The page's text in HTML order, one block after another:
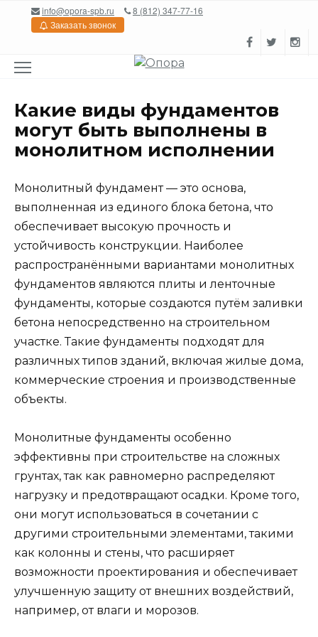
Перейтиinfo@opora-spb.ru
8 (812) 347-77-16
Заказать звонок
Какие виды фундаментов
могут быть выполнены в
монолитном исполнении
Монолитный фундамент — это основа,
выполненная из единого блока бетона, что
обеспечивает высокую прочность и
устойчивость конструкции. Наиболее
распространёнными вариантами монолитных
фундаментов являются плиты и ленточные
фундаменты, которые создаются путём заливки
бетона непосредственно на строительном
участке. Такие фундаменты подходят для
различных типов зданий, включая жилые дома,
коммерческие строения и производственные
объекты.
Монолитные фундаменты особенно
эффективны при строительстве на сложных
грунтах, так как равномерно распределяют
нагрузку и предотвращают осадки. Кроме того,
они могут использоваться в сочетании с
другими строительными элементами, такими
как колонны и стены, что расширяет
возможности проектирования и обеспечивает
улучшенную защиту от внешних воздействий,
например, от влаги и морозов.